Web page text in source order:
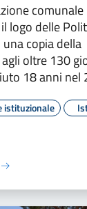
logo delle
copia della
oltre 130
18 anni nel
istituzionale